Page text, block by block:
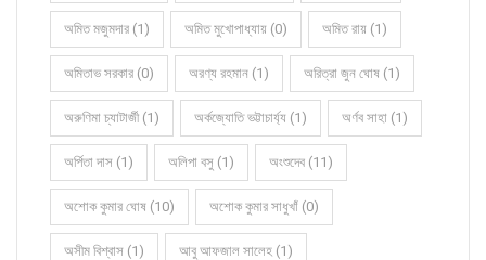
অমিত মজুমদার (1) অমিত মুখোপাধ্যায় (0) অমিত রায় (1)
অমিতাভ সরকার (0) অরণ্য রহমান (1) অরিত্রা জুন ঘোষ (1)
অরুণিমা চ্যাটার্জী (1) অর্কজ্যোতি ভট্টাচার্য্য (1) অর্ণব সাহা (1)
অর্পিতা দাস (1) অলিপা বসু (1) অংশুদেব (11)
অশোক কুমার ঘোষ (10) অশোক কুমার সাধুখাঁ (0)
অসীম বিশ্বাস (1) আবু আফজাল সালেহ (1)